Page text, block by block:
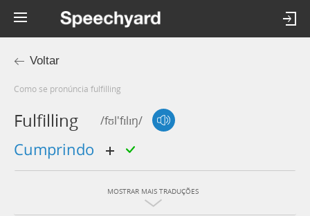
Voltar
Como se pronúncia fulfilling
Fulfilling /fʊl'fɪlɪŋ/
cumprindo
MOSTRAR MAIS TRADUÇÕES